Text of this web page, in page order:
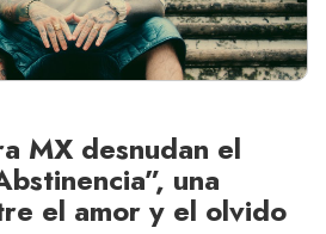
MX desnudan el
una
el amor y el olvido